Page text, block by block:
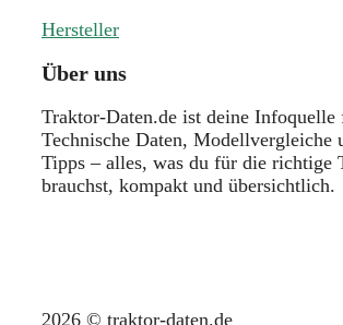
Hersteller
Über uns
Traktor-Daten.de ist deine Infoquelle
Technische Daten, Modellvergleiche
Tipps – alles, was du für die richtige
brauchst, kompakt und übersichtlich.
2026 © traktor-daten.de